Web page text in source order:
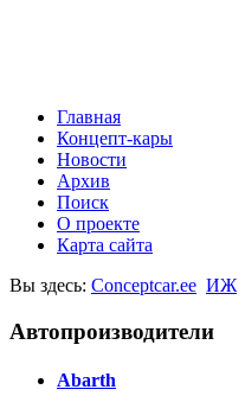
Главная
Концепт-кары
Новости
Архив
Поиск
О проекте
Карта сайта
Вы здесь: Conceptcar.ee ИЖ
Автопроизводители
Abarth